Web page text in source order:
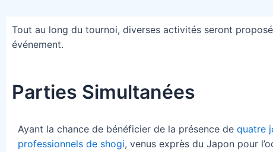
Tout au long du tournoi, diverses activités seront
événement.
Parties Simultanées
Ayant la chance de bénéficier de la présence de quatre
professionnels de shogi, venus exprès du Japon pour